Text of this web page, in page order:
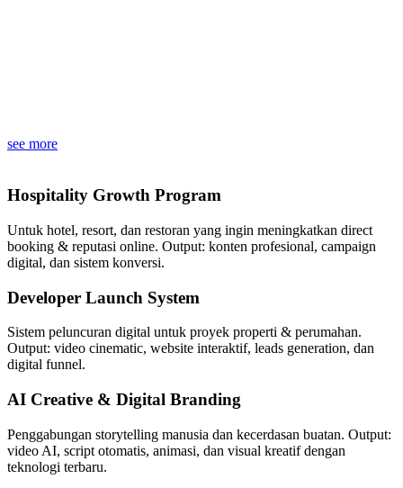
see more
Hospitality Growth Program
Untuk hotel, resort, dan restoran yang ingin meningkatkan direct
booking & reputasi online. Output: konten profesional, campaign
digital, dan sistem konversi.
Developer Launch System
Sistem peluncuran digital untuk proyek properti & perumahan.
Output: video cinematic, website interaktif, leads generation, dan
digital funnel.
AI Creative & Digital Branding
Penggabungan storytelling manusia dan kecerdasan buatan. Output:
video AI, script otomatis, animasi, dan visual kreatif dengan
teknologi terbaru.